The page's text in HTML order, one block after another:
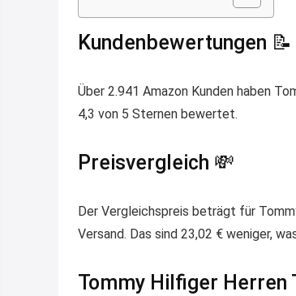
Kundenbewertungen 📝
Über 2.941 Amazon Kunden haben
4,3 von 5 Sternen bewertet.
Preisvergleich 💸
Der Vergleichspreis beträgt für
Versand. Das sind 23,02 € weniger,
Tommy Hilfiger Herren